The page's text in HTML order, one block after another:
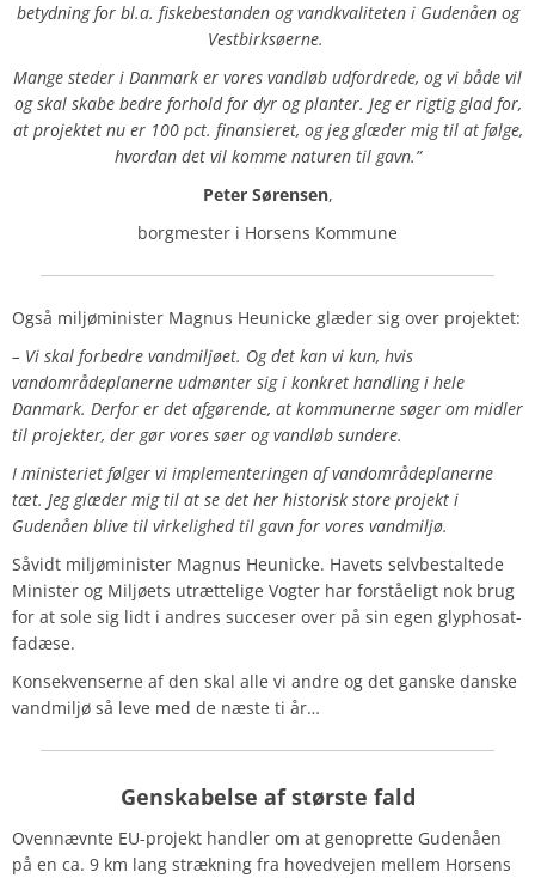
betydning for bl.a. fiskebestanden og vandkvaliteten i Gudenåen og
Vestbirksøerne.
Mange steder i Danmark er vores vandløb udfordrede, og vi både vil
og skal skabe bedre forhold for dyr og planter. Jeg er rigtig glad for,
at projektet nu er 100 pct. finansieret, og jeg glæder mig til at følge,
hvordan det vil komme naturen til gavn.”
Peter Sørensen,
borgmester i Horsens Kommune
Også miljøminister Magnus Heunicke glæder sig over projektet:
– Vi skal forbedre vandmiljøet. Og det kan vi kun, hvis
vandområdeplanerne udmønter sig i konkret handling i hele
Danmark. Derfor er det afgørende, at kommunerne søger om midler
til projekter, der gør vores søer og vandløb sundere.
I ministeriet følger vi implementeringen af vandområdeplanerne
tæt. Jeg glæder mig til at se det her historisk store projekt i
Gudenåen blive til virkelighed til gavn for vores vandmiljø.
Såvidt miljøminister Magnus Heunicke. Havets selvbestaltede
Minister og Miljøets utrættelige Vogter har forståeligt nok brug
for at sole sig lidt i andres succeser over på sin egen glyphosat-
fadæse.
Konsekvenserne af den skal alle vi andre og det ganske danske
vandmiljø så leve med de næste ti år…
Genskabelse af største fald
Ovennævnte EU-projekt handler om at genoprette Gudenåen
på en ca. 9 km lang strækning fra hovedvejen mellem Horsens